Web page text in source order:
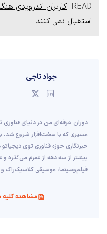
READ
استقبال نمی کنند
جواد تاجی
مسیری که با سخت‌افزار شروع شد، با
خبرنگاری حوزه فناوری توی
بیشتر از سه دهه از عمرم می‌گذره و
فیلم‌و‌سینما، موسیقی کلاسیک‌راک و
مشاهده کلیه